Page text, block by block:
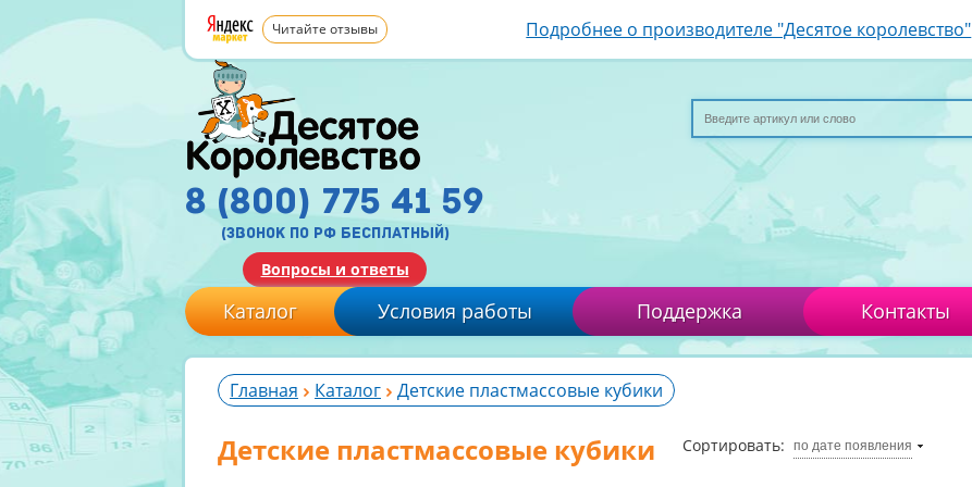
Читайте отзывы Подробнее о производителе "Десятое королевство"
8 (800) 775 41 59
(звонок по рф бесплатный)
Вопросы и ответы
Каталог Условия работы Поддержка Контакты
Главная Каталог Детские пластмассовые кубики
Детские пластмассовые кубики Сортировать: по дате появления